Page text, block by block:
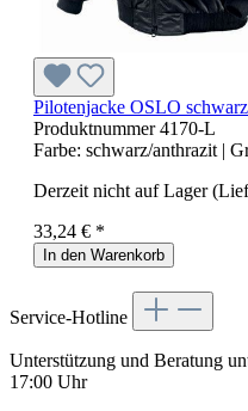
Pilotenjacke OSLO
Produktnummer4170-L
Farbe: schwarz/anthrazit |
Derzeit nicht auf Lager
33,24 € *
In den Warenkorb
Service-Hotline
Unterstützung und Beratung
17:00 Uhr